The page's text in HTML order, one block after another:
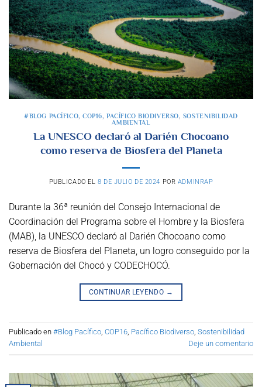
#BLOG PACÍFICO,COP16,PACÍFICO BIODIVERSO, SOSTENIBILIDAD
AMBIENTAL
La UNESCO declaró al Darién Chocoano
como reserva de Biosfera del Planeta
PUBLICADO EL 8 DE JULIO DE 2024 POR ADMINRAP
Durante la 36ª reunión del Consejo Internacional de
Coordinación del Programa sobre el Hombre y la Biosfera
(MAB), la UNESCO declaró al Darién Chocoano como
reserva de Biosfera del Planeta, un logro conseguido por la
Gobernación del Chocó y CODECHOCÓ.
CONTINUAR LEYENDO →
Publicado en #Blog Pacífico, COP16, Pacífico Biodiverso, Sostenibilidad
Ambiental
Deje un comentario